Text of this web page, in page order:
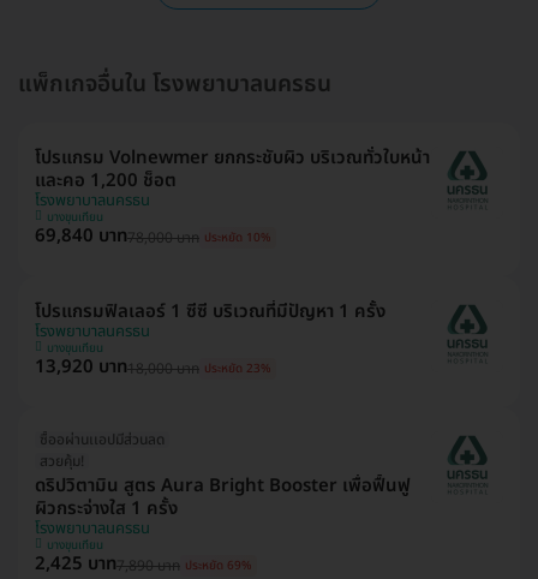
แพ็กเกจอื่นใน โรงพยาบาลนครธน
โปรแกรม Volnewmer ยกกระชับผิว บริเวณทั่วใบหน้า
และคอ 1,200 ช็อต
โรงพยาบาลนครธน
บางขุนเทียน
69,840 บาท78,000 บาท ประหยัด 10%
โปรแกรมฟิลเลอร์ 1 ซีซี บริเวณที่มีปัญหา 1 ครั้ง
โรงพยาบาลนครธน
บางขุนเทียน
13,920 บาท18,000 บาท ประหยัด 23%
ซื้ออผ่านเเอปมีส่วนลด
สวยคุ้ม!
ดริปวิตามิน สูตร Aura Bright Booster เพื่อฟื้นฟู
ผิวกระจ่างใส 1 ครั้ง
โรงพยาบาลนครธน
บางขุนเทียน
2,425 บาท7,890 บาท ประหยัด 69%